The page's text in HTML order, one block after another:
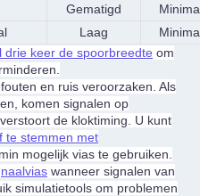
Gematigd
Laag
drie keer de spoorbreedte om
en ruis veroorzaken. Als
komen signalen op
de kloktiming. U kunt
te stemmen met
mogelijk vias te gebruiken.
wanneer signalen van
simulatietools om problemen